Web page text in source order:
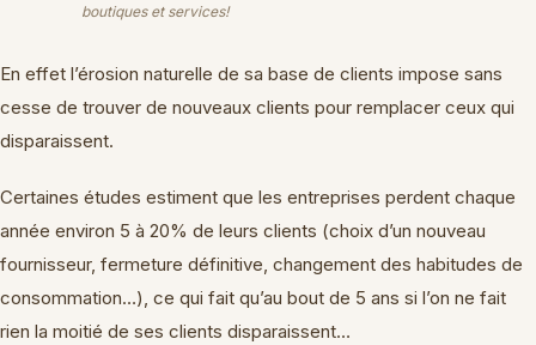
boutiques et services!
En effet l’érosion naturelle de sa base de clients impose sans
cesse de trouver de nouveaux clients pour remplacer ceux qui
disparaissent.
Certaines études estiment que les entreprises perdent chaque
année environ 5 à 20% de leurs clients (choix d’un nouveau
fournisseur, fermeture définitive, changement des habitudes de
consommation…), ce qui fait qu’au bout de 5 ans si l’on ne fait
rien la moitié de ses clients disparaissent…